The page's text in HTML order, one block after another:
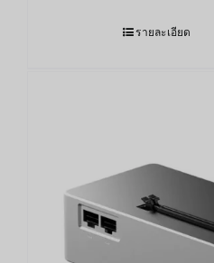
รายละเอียด